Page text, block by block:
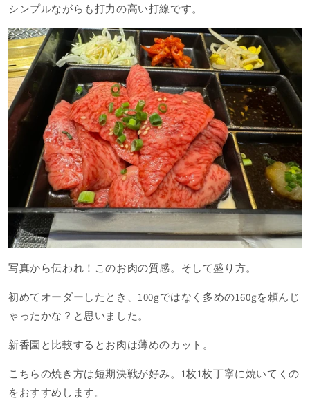
シンプルながらも打力の高い打線です。
写真から伝われ！このお肉の質感。そして盛り方。
初めてオーダーしたとき、100gではなく多めの160gを頼んじ
ゃったかな？と思いました。
新香園と比較するとお肉は薄めのカット。
こちらの焼き方は短期決戦が好み。1枚1枚丁寧に焼いてくの
をおすすめします。